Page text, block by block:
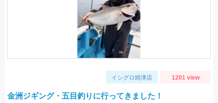
イシグロ焼津店 1201 view
金洲ジギング・五目釣りに行ってきました！